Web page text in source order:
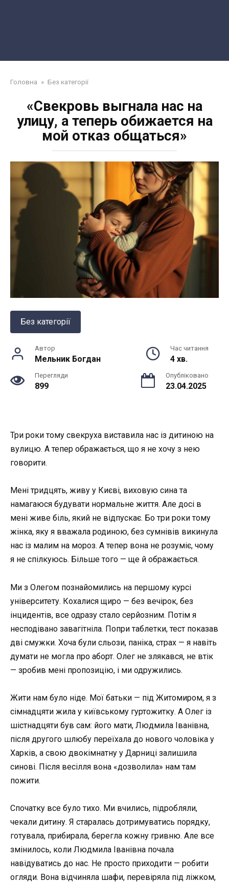
Головна » Без категорії
«Свекровь выгнала нас на
улицу, а теперь обижается на
мой отказ общаться»
Без категорії
Автор
Мельник Богдан
Час читання
4 хв.
Перегляди
899
Опубліковано
23.04.2025
Три роки тому свекруха виставила нас із дитиною на
вулицю. А тепер ображається, що я не хочу з нею
говорити.
Мені тридцять, живу у Києві, виховую сина та
намагаюся будувати нормальне життя. Але досі в
мені живе біль, який не відпускає. Бо три роки тому
жінка, яку я вважала родиною, без сумнівів викинула
нас із малим на мороз. А тепер вона не розуміє, чому
я не спілкуюсь. Більше того — ще й ображається.
Ми з Олегом познайомились на першому курсі
університету. Кохалися щиро — без вечірок, без
інцидентів, все одразу стало серйозним. Потім я
несподівано завагітніла. Попри таблетки, тест показав
дві смужки. Хоча були сльози, паніка, страх — я навіть
думати не могла про аборт. Олег не злякався, не втік
— зробив мені пропозицію, і ми одружились.
Жити нам було ніде. Мої батьки — під Житомиром, я з
сімнадцяти жила у київському гуртожитку. А Олег із
шістнадцяти був сам: його мати, Людмила Іванівна,
після другого шлюбу переїхала до нового чоловіка у
Харків, а свою двокімнатну у Дарниці залишила
синові. Після весілля вона «дозволила» нам там
пожити.
Спочатку все було тихо. Ми вчились, підробляли,
чекали дитину. Я старалась дотримуватись порядку,
готувала, прибирала, берегла кожну гривню. Але все
змінилось, коли Людмила Іванівна почала
навідуватись до нас. Не просто приходити — робити
огляди. Вона відчиняла шафи, перевіряла під ліжком,